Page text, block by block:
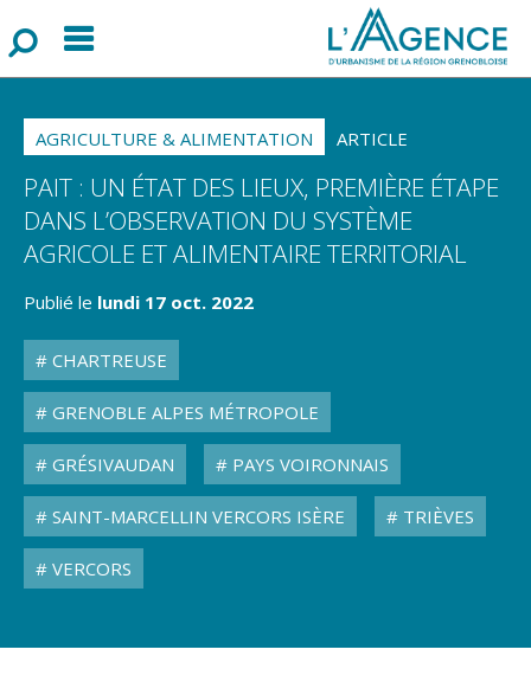
Menu
AGRICULTURE & ALIMENTATION ARTICLE
PAIT : UN ÉTAT DES LIEUX, PREMIÈRE ÉTAPE
DANS L’OBSERVATION DU SYSTÈME
AGRICOLE ET ALIMENTAIRE TERRITORIAL
Publié le lundi 17 oct. 2022
CHARTREUSE
GRENOBLE ALPES MÉTROPOLE
GRÉSIVAUDAN PAYS VOIRONNAIS
SAINT-MARCELLIN VERCORS ISÈRE TRIÈVES
VERCORS